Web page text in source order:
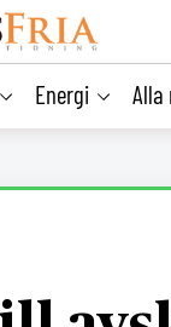
Energi Alla